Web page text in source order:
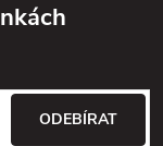
ODEBÍRAT